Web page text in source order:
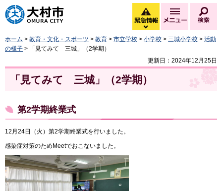
大村市
緊急情報
緊急情報を開く
メニュー
ホーム > 教育・文化・スポーツ > 教育 > 市立学校 > 小学校 > 三城小学校 > 活動
の様子 > 「見てみて 三城」（2学期）
更新日：2024年12月25日
「見てみて 三城」（2学期）
第2学期終業式
12月24日（火）第2学期終業式を行いました。
感染症対策のためMeetでおこないました。